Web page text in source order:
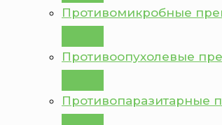
Противомикробные
Противоопухолевые
Противопаразитарные